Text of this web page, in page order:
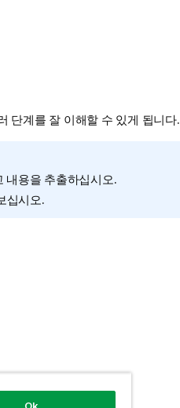
단계를 잘 이해할 수 있게 됩니다.
내용을 추출하십시오.
십시오.